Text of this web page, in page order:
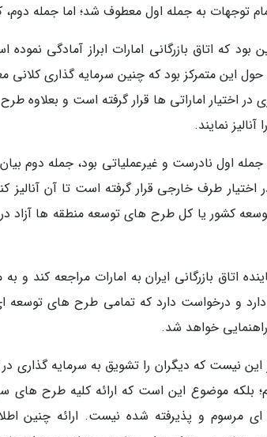
توجهات به جمله اول معطوف شد؛ اما جمله دوم،
حول این متمرکز بود که چنین سرمایه گذاری
نمایند.
اول نادرست و غیرعملیاتی بود، جمله دوم
اختیار طرف خارجی قرار گرفته است تا آن
کشور یا کل طرح های توسعه منطقه ها آزاد
اتاق بازرگانی ایران به امارات مراجعه
و درخواست دارد که تمامی طرح های توسعه ای
خواهد شد.
نیست که دیگران را تشویق به سرمایه گذاری
بلکه موضوع این است که ارائه کلیه طرح های
ای مرسوم و پذیرفته شده نیست. ارائه چنین